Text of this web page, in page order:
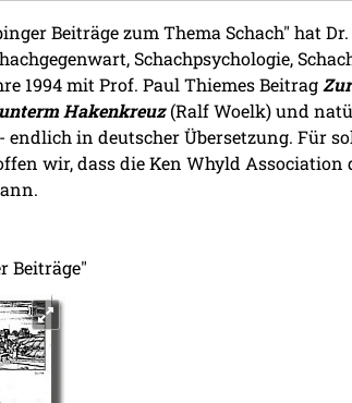
Beiträge zum Thema Schach" hat
Schachpsychologie,
1994 mit Prof. Paul Thiemes Beitrag
Hakenkreuz(Ralf Woelk) und
endlich in deutscher Übersetzung. Für
wir, dass die Ken Whyld Association
Beiträge"